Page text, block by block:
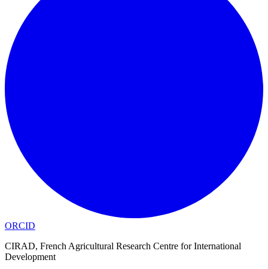
ORCID
CIRAD, French Agricultural Research Centre for International
Development